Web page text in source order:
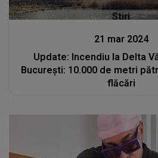
Stiri
21 mar 2024
Update: Incendiu la Delta
București: 10.000 de metri
flăcări